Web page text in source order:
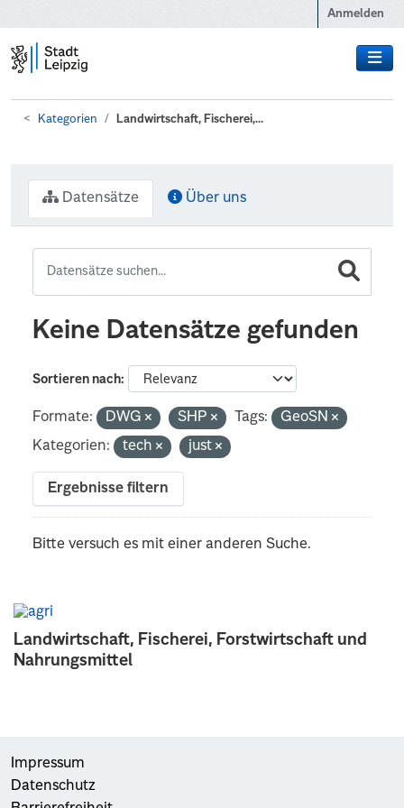
Anmelden
Kategorien Landwirtschaft, Fischerei,...
Landwirtschaft, Fischerei, Forstwirtschaft und
Nahrungsmittel
Datensätze Über uns
Keine Datensätze gefunden
Sortieren nach
Formate: DWG SHP Tags:
GeoSN
Kategorien:
tech just
Ergebnisse filtern
Bitte versuch es mit einer anderen Suche.
Impressum
Datenschutz